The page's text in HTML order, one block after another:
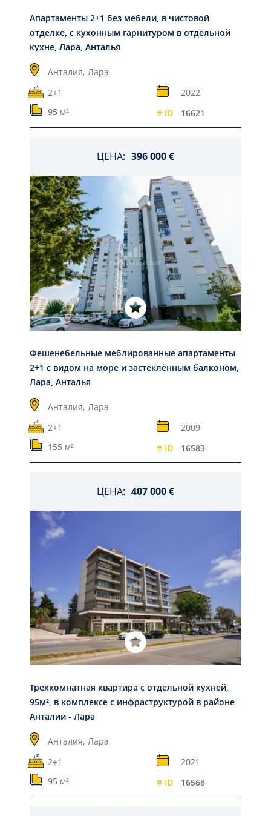
Апартаменты 2+1 без мебели, в чистовой
отделке, с кухонным гарнитуром в отдельной
кухне, Лара, Анталья
Анталия, Лара
2+1
2022
95 м²
# ID 16621
ЦЕНА: 396 000 €
Фешенебельные меблированные апартаменты
2+1 с видом на море и застеклённым балконом,
Лара, Анталья
Анталия, Лара
2+1
2009
155 м²
# ID 16583
ЦЕНА: 407 000 €
Трехкомнатная квартира с отдельной кухней,
95м², в комплексе с инфраструктурой в районе
Анталии - Лара
Анталия, Лара
2+1
2021
95 м²
# ID 16568